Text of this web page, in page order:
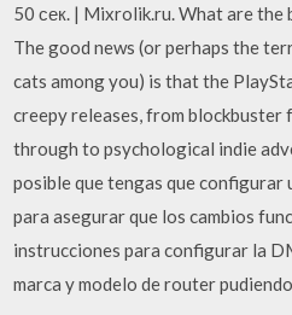
50 сек. | Mixrolik.ru. What are the
The good news (or perhaps the
cats among you) is that the
creepy releases, from blockbuster
through to psychological indie
posible que tengas que configurar
para asegurar que los cambios
instrucciones para configurar la
marca y modelo de router